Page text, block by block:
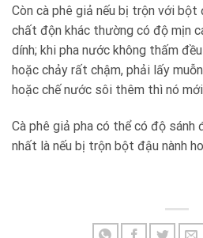
Còn cà phê giả nếu bị trộn với bột
chất độn khác thường có độ mịn
dính; khi pha nước không thấm
hoặc chảy rất chậm, phải lấy
hoặc chế nước sôi thêm thì nó mới
Cà phê giả pha có thể có độ sánh
nhất là nếu bị trộn bột đậu nành